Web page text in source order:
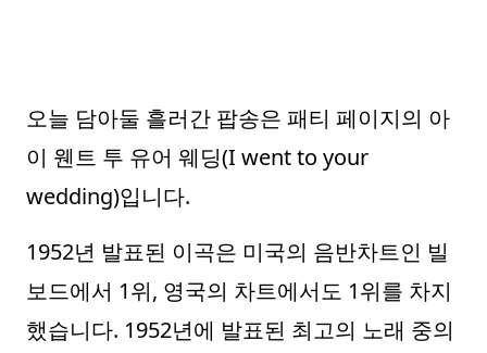
오늘 담아둘 흘러간 팝송은 패티 페이지의 아
이 웬트 투 유어 웨딩(I went to your
wedding)입니다.
1952년 발표된 이곡은 미국의 음반차트인 빌
보드에서 1위, 영국의 차트에서도 1위를 차지
했습니다. 1952년에 발표된 최고의 노래 중의